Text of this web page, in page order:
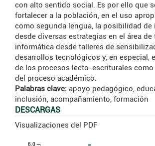
con alto sentido social. Es por ello que
fortalecer a la población, en el uso
como segunda lengua, la posibilidad de
desde diversas estrategias en el área
informática desde talleres de
desarrollos tecnológicos y, en especial,
de los procesos lecto-escriturales
del proceso académico.
Palabras clave: apoyo pedagógico,
inclusión, acompañamiento, formación
DESCARGAS
Visualizaciones del PDF
6.0